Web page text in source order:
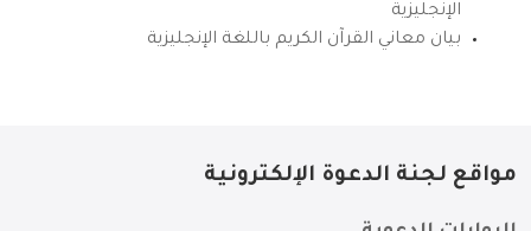
الإنجليزية
بيان معاني القرآن الكريم باللغة الإنجليزية
مواقع لجنة الدعوة الإلكترونية